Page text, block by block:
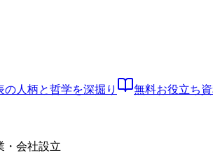
人柄と哲学を深掘り 無料お役立ち
・会社設立